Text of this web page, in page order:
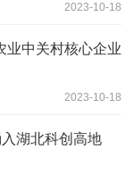
2023-10-18
业中关村核心企业
2023-10-18
入湖北科创高地